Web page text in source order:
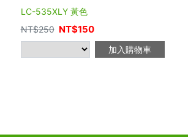
LC-535XLY 黃色
NT$250 NT$150
加入購物車